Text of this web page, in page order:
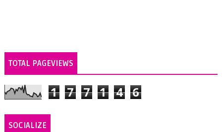
TOTAL PAGEVIEWS
1 7 7 1 4 6
SOCIALIZE